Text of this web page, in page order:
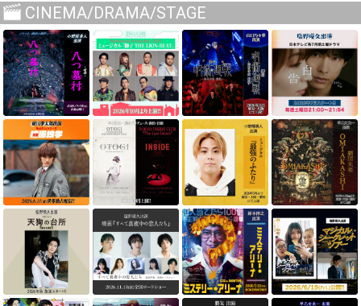
CINEMA/DRAMA/STAGE